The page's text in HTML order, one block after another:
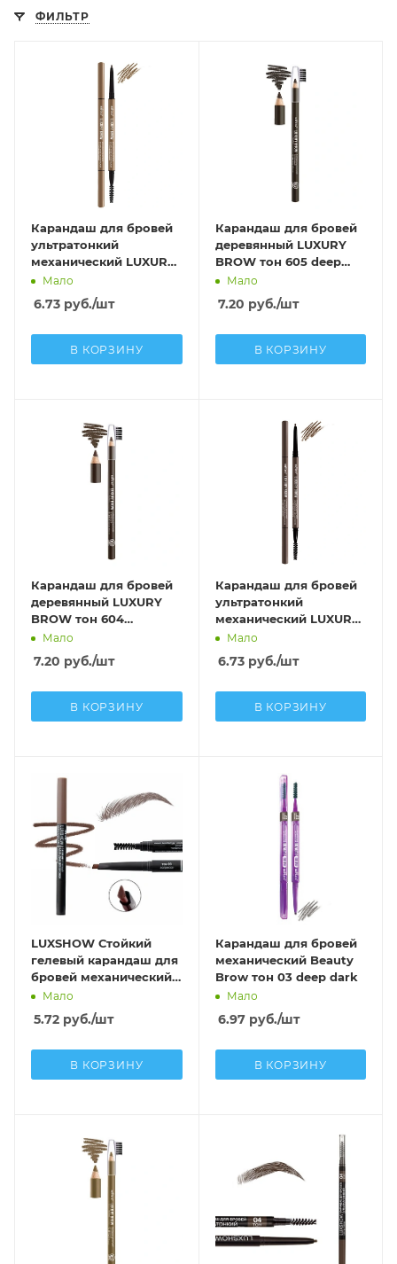
ФИЛЬТР
Карандаш для бровей
ультратонкий
механический LUXURY
Brow тон 598 medium
Мало
6.73 руб./шт
В КОРЗИНУ
Карандаш для бровей
деревянный LUXURY
BROW тон 605 deep
brown
Мало
7.20 руб./шт
В КОРЗИНУ
Карандаш для бровей
деревянный LUXURY
BROW тон 604
chocolate brown
Мало
7.20 руб./шт
В КОРЗИНУ
Карандаш для бровей
ультратонкий
механический LUXURY
Brow тон 600 dark
Мало
6.73руб./шт
В КОРЗИНУ
LUXSHOW Стойкий
гелевый карандаш для
бровей механический,
тон 03 эспрессо
Мало
5.72 руб./шт
В КОРЗИНУ
Карандаш для бровей
механический Beauty
Brow тон 03 deep dark
Мало
6.97руб./шт
В КОРЗИНУ